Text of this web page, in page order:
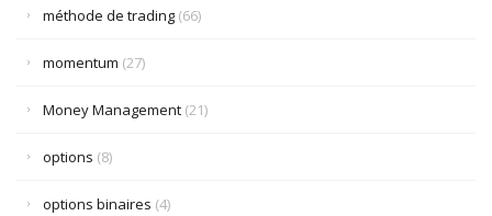
méthode de trading (66)
momentum (27)
Money Management (21)
options (8)
options binaires (4)